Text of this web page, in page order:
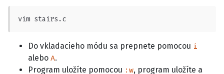
vim stairs.c
Do vkladacieho módu sa prepnete pomocou i
alebo A.
Program uložíte pomocou :w, program uložíte a